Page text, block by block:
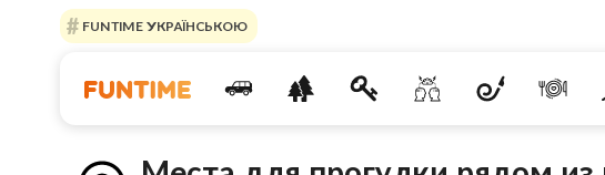
FUNTIME УКРАЇНСЬКОЮ